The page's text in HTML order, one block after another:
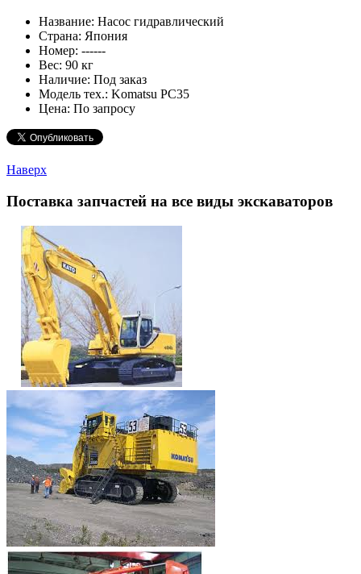
Название: Насос гидравлический
Страна: Япония
Номер: ------
Вес: 90 кг
Наличие: Под заказ
Модель тех.: Komatsu PC35
Цена: По запросу
Наверх
Поставка запчастей на все виды экскаваторов